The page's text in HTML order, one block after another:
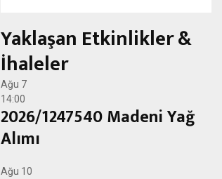
Yaklaşan Etkinlikler &
İhaleler
Ağu 7
14:00
2026/1247540 Madeni Yağ
Alımı
Ağu 10